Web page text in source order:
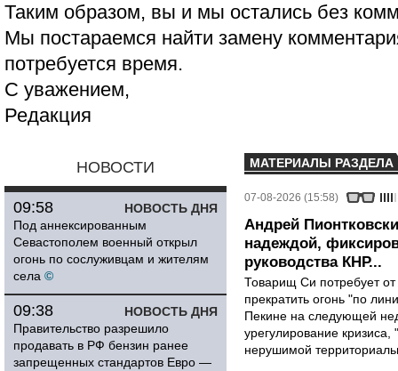
Таким образом, вы и мы остались без
Мы постараемся найти замену
потребуется время.
С уважением,
Редакция
НОВОСТИ
НОВОСТЬ ДНЯ
09:58
Под аннексированным
Севастополем военный открыл
огонь по сослуживцам и жителям
села ©
НОВОСТЬ ДНЯ
09:38
Правительство разрешило
продавать в РФ бензин ранее
запрещенных стандартов Евро —
МАТЕРИАЛЫ РАЗДЕЛА
07-08-2026 (15:58)
Андрей
надеждой,
руководства КНР...
Товарищ Си потребует
прекратить огонь "по
Пекине на следующей
урегулирование
нерушимой